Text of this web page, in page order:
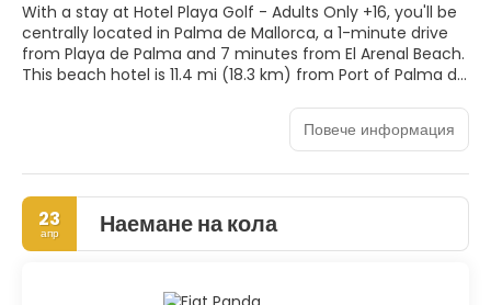
With a stay at Hotel Playa Golf - Adults Only +16, you'll be
centrally located in Palma de Mallorca, a 1-minute drive
from Playa de Palma and 7 minutes from El Arenal Beach.
This beach hotel is 11.4 mi (18.3 km) from Port of Palma de
Pamper yourself with a visit to the spa, which offers
massages. If you're looking for recreational opportunities,
you'll find outdoor tennis courts, a health club, and an
outdoor pool. This hotel also features complimentary
wireless internet access, concierge services, and gift
shops/newsstands.
Повече информация
23
апр Наемане на кола